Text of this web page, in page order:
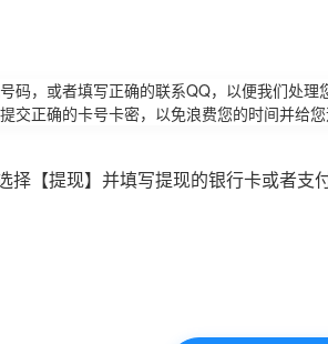
码，或者填写正确的联系QQ，以便我们处理
交正确的卡号卡密，以免浪费您的时间并给您
择【提现】并填写提现的银行卡或者